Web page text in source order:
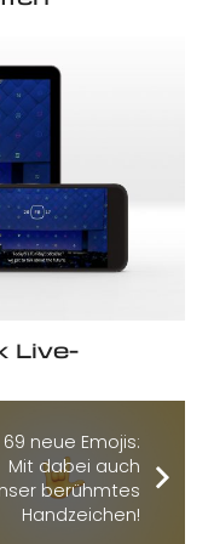
Live-
69 neue Emojis:
Mit dabei auch
berühmtes
Handzeichen!